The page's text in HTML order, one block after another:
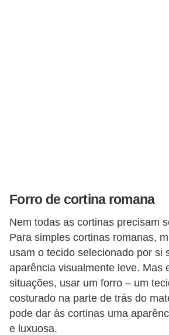
Forro de cortina romana
Nem todas as cortinas precisam
Para simples cortinas romanas,
usam o tecido selecionado por si
aparência visualmente leve. Mas
situações, usar um forro – um
costurado na parte de trás do
pode dar às cortinas uma
e luxuosa.